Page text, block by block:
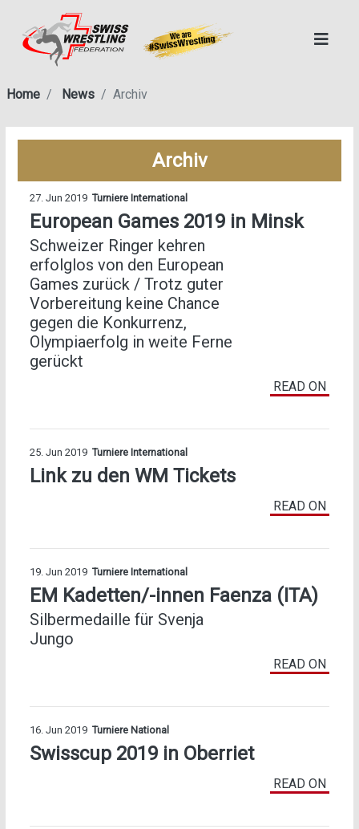
Home News Archiv
Archiv
27. Jun 2019 Turniere International
European Games 2019 in Minsk
Schweizer Ringer kehren
erfolglos von den European
Games zurück / Trotz guter
Vorbereitung keine Chance
gegen die Konkurrenz,
Olympiaerfolg in weite Ferne
gerückt
READ ON
25. Jun 2019 Turniere International
Link zu den WM Tickets
READ ON
19. Jun 2019 Turniere International
EM Kadetten/-innen Faenza (ITA)
Silbermedaille für Svenja
Jungo
READ ON
16. Jun 2019 Turniere National
Swisscup 2019 in Oberriet
READ ON